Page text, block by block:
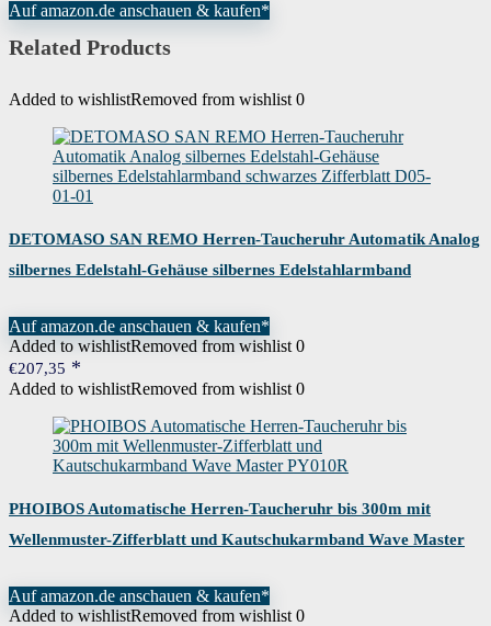
Auf amazon.de anschauen & kaufen*
Related Products
Added to wishlistRemoved from wishlist 0
DETOMASO SAN REMO Herren-Taucheruhr Automatik Analog
silbernes Edelstahl-Gehäuse silbernes Edelstahlarmband
Auf amazon.de anschauen & kaufen*
Added to wishlistRemoved from wishlist 0
€207,35
Added to wishlistRemoved from wishlist 0
PHOIBOS Automatische Herren-Taucheruhr bis 300m mit
Wellenmuster-Zifferblatt und Kautschukarmband Wave Master
Auf amazon.de anschauen & kaufen*
Added to wishlistRemoved from wishlist 0